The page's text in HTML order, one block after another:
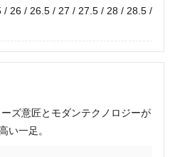
/ 26 / 26.5 / 27 / 27.5 / 28 / 28.5 /
ズ意匠とモダンテクノロジーが
い一足。